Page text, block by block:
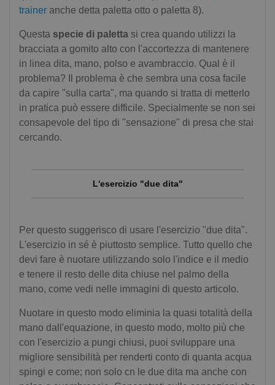
trainer anche detta paletta otto o paletta 8).
Questa specie di paletta si crea quando utilizzi la
bracciata a gomito alto con l'accortezza di mantenere
in linea dita, mano, polso e avambraccio. Qual è il
problema? Il problema è che sembra una cosa facile
da capire "sulla carta", ma quando si tratta di metterlo
in pratica può essere difficile. Specialmente se non sei
consapevole del tipo di "sensazione" di presa che stai
cercando.
L'esercizio "due dita"
Per questo suggerisco di usare l'esercizio "due dita".
L'esercizio in sé è piuttosto semplice. Tutto quello che
devi fare è nuotare utilizzando solo l'indice e il medio
e tenere il resto delle dita chiuse nel palmo della
mano, come vedi nelle immagini di questo articolo.
Nuotare in questo modo eliminia la quasi totalità della
mano dall'equazione, in questo modo, molto più che
con l'esercizio a pungi chiusi, puoi sviluppare una
migliore sensibilità per renderti conto di quanta acqua
spingi e come; non solo cn le due dita ma anche con